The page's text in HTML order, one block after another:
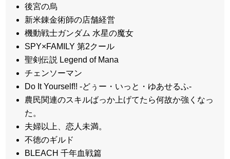
後宮の烏
新米錬金術師の店舗経営
機動戦士ガンダム 水星の魔女
SPY×FAMILY 第2クール
聖剣伝説 Legend of Mana
チェンソーマン
Do It Yourself!! -どぅー・いっと・ゆあせるふ-
農民関連のスキルばっか上げてたら何故か強くなっ
た。
夫婦以上、恋人未満。
不徳のギルド
BLEACH 千年血戦篇